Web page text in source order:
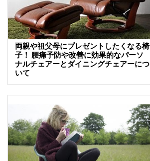
両親や祖父母にプレゼントしたくなる椅
子！ 腰痛予防や改善に効果的なパーソ
ナルチェアーとダイニングチェアーにつ
いて